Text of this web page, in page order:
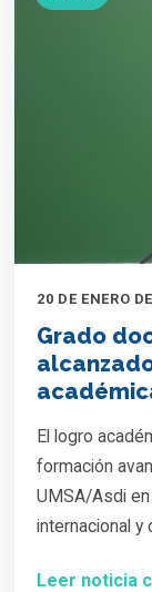
20 DE ENERO
Grado
El logro
formación
UMSA/Asdi
internacional y
Leer noticia